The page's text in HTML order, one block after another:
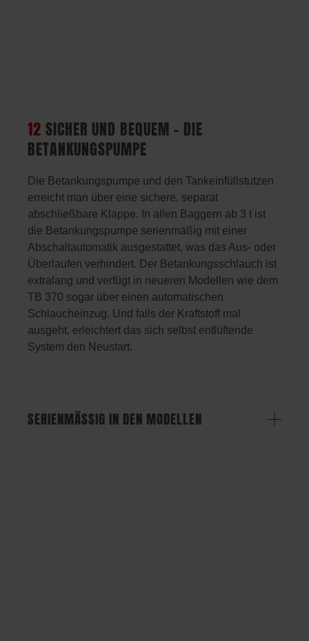
12 SICHER UND BEQUEM – DIE
BETANKUNGSPUMPE
Die Betankungspumpe und den Tankeinfüllstutzen
erreicht man über eine sichere, separat
abschließbare Klappe. In allen Baggern ab 3 t ist
die Betankungspumpe serienmäßig mit einer
Abschaltautomatik ausgestattet, was das Aus- oder
Überlaufen verhindert. Der Betankungsschlauch ist
extralang und verfügt in neueren Modellen wie dem
TB 370 sogar über einen automatischen
Schlaucheinzug. Und falls der Kraftstoff mal
ausgeht, erleichtert das sich selbst entlüftende
System den Neustart.
SERIENMÄSSIG IN DEN MODELLEN